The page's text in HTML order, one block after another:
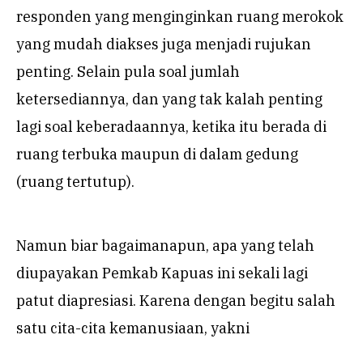
responden yang menginginkan ruang merokok
yang mudah diakses juga menjadi rujukan
penting. Selain pula soal jumlah
ketersediannya, dan yang tak kalah penting
lagi soal keberadaannya, ketika itu berada di
ruang terbuka maupun di dalam gedung
(ruang tertutup).
Namun biar bagaimanapun, apa yang telah
diupayakan Pemkab Kapuas ini sekali lagi
patut diapresiasi. Karena dengan begitu salah
satu cita-cita kemanusiaan, yakni